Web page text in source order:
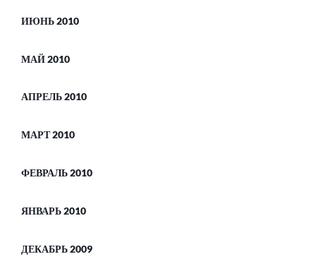
ИЮНЬ 2010
МАЙ 2010
АПРЕЛЬ 2010
МАРТ 2010
ФЕВРАЛЬ 2010
ЯНВАРЬ 2010
ДЕКАБРЬ 2009